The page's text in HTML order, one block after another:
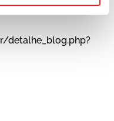
detalhe_blog.php?